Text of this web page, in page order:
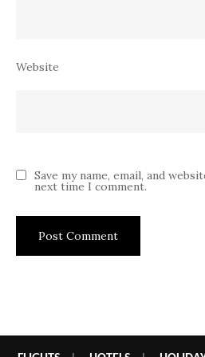
Website
Save my name, email, and
next time I comment.